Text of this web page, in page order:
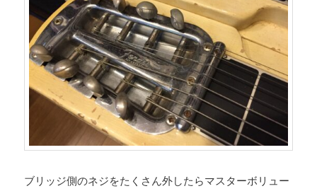
ブリッジ側のネジをたくさん外したらマスターボリュー